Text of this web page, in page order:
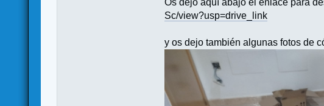
Os dejo aquí abajo el enlace para
Sc/view?usp=drive_link
y os dejo también algunas fotos de